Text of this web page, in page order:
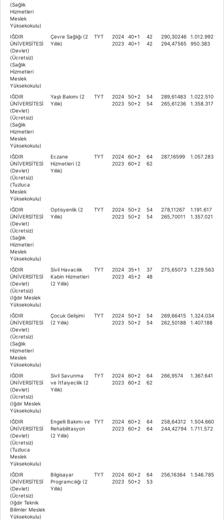
(Sağlık
Hizmetleri
Meslek
Yüksekokulu)
IĞDIR
ÜNİVERSİTESİ
(Devlet)
(Ücretsiz)
(Sağlık
Hizmetleri
Meslek
Yüksekokulu)
Çevre Sağlığı (2
Yıllık)
TYT
2024
2023
40+1
40+1
42
42
290,30246
294,47565
1.012.992
950.383
IĞDIR
ÜNİVERSİTESİ
(Devlet)
(Ücretsiz)
(Sağlık
Hizmetleri
Meslek
Yüksekokulu)
Yaşlı Bakımı (2
Yıllık)
TYT
2024
2023
50+2
50+2
54
54
289,61483
265,61236
1.022.510
1.358.317
IĞDIR
ÜNİVERSİTESİ
(Devlet)
(Ücretsiz)
(Tuzluca
Meslek
Yüksekokulu)
Eczane
Hizmetleri (2
Yıllık)
TYT
2024
2023
60+2
60+2
64
62
287,16599 1.057.283
IĞDIR
ÜNİVERSİTESİ
(Devlet)
(Ücretsiz)
(Sağlık
Hizmetleri
Meslek
Yüksekokulu)
Optisyenlik (2
Yıllık)
TYT
2024
2023
50+2
50+2
54
54
278,11267
265,70011
1.191.617
1.357.021
IĞDIR
ÜNİVERSİTESİ
(Devlet)
(Ücretsiz)
(Iğdır Meslek
Yüksekokulu)
Sivil Havacılık
Kabin Hizmetleri
(2 Yıllık)
TYT
2024
2023
35+1
45+2
37
48
275,65073 1.229.563
IĞDIR
ÜNİVERSİTESİ
(Devlet)
(Ücretsiz)
(Sağlık
Hizmetleri
Meslek
Yüksekokulu)
Çocuk Gelişimi
(2 Yıllık)
TYT
2024
2023
50+2
50+2
54
54
269,66415
262,50188
1.324.034
1.407.188
IĞDIR
ÜNİVERSİTESİ
(Devlet)
(Ücretsiz)
(Iğdır Meslek
Yüksekokulu)
Sivil Savunma
ve İtfaiyecilik (2
Yıllık)
TYT
2024
2023
60+2
60+2
64
62
266,9574 1.367.641
IĞDIR
ÜNİVERSİTESİ
(Devlet)
(Ücretsiz)
(Tuzluca
Meslek
Yüksekokulu)
Engelli Bakımı ve
Rehabilitasyon
(2 Yıllık)
TYT
2024
2023
60+2
60+2
64
64
258,64312
244,42794
1.504.660
1.711.572
IĞDIR
ÜNİVERSİTESİ
(Devlet)
(Ücretsiz)
(Iğdır Teknik
Bilimler Meslek
Yüksekokulu)
Bilgisayar
Programcılığı (2
Yıllık)
TYT
2024
2023
60+2
50+2
64
53
256,16364 1.546.785